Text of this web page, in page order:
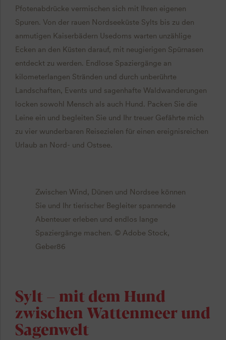
Pfotenabdrücke vermischen sich mit Ihren eigenen
Spuren. Von der rauen Nordseeküste Sylts bis zu den
anmutigen Kaiserbädern Usedoms warten unzählige
Ecken an den Küsten darauf, mit neugierigen Spürnasen
entdeckt zu werden. Endlose Spaziergänge an
kilometerlangen Stränden und durch unberührte
Landschaften, Events und sagenhafte Waldwanderungen
locken sowohl Mensch als auch Hund. Packen Sie die
Leine ein und begleiten Sie und Ihr treuer Gefährte mich
zu vier wunderbaren Reisezielen für einen ereignisreichen
Urlaub an Nord- und Ostsee.
Zwischen Wind, Dünen und Nordsee können
Sie und Ihr tierischer Begleiter spannende
Abenteuer erleben und endlos lange
Spaziergänge machen. © Adobe Stock,
Geber86
Sylt – mit dem Hund
zwischen Wattenmeer und
Sagenwelt